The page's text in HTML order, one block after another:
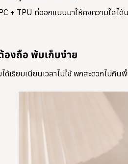
+ TPU ที่ออกแบบมาให้คงความใสได้
งถือ พับเก็บง่าย
เรียบเนียนเวลาไม่ใช้ พกสะดวกไม่กินพื้